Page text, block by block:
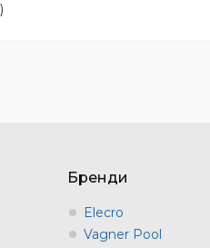
Бренди
Elecro
Vagner Pool